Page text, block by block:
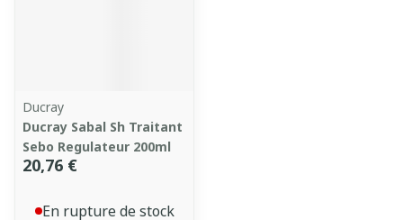
Ducray
Ducray Sabal Sh Traitant
Sebo Regulateur 200ml
20,76 €
En rupture de stock